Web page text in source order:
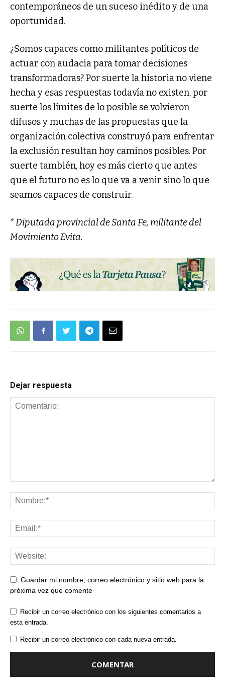
contemporáneos de un suceso inédito y de una
oportunidad.
¿Somos capaces como militantes políticos de
actuar con audacia para tomar decisiones
transformadoras? Por suerte la historia no viene
hecha y esas respuestas todavía no existen, por
suerte los límites de lo posible se volvieron
difusos y muchas de las propuestas que la
organización colectiva construyó para enfrentar
la exclusión resultan hoy caminos posibles. Por
suerte también, hoy es más cierto que antes
que el futuro no es lo que va a venir sino lo que
seamos capaces de construir.
* Diputada provincial de Santa Fe, militante del
Movimiento Evita.
Dejar respuesta
Guardar mi nombre, correo electrónico y sitio web para la
próxima vez que comente
Recibir un correo electrónico con los siguientes comentarios a
esta entrada.
Recibir un correo electrónico con cada nueva entrada.